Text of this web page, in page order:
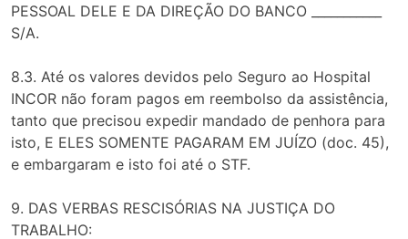
PESSOAL DELE E DA DIREÇÃO DO BANCO ___________
S/A.
8.3. Até os valores devidos pelo Seguro ao Hospital
INCOR não foram pagos em reembolso da assistência,
tanto que precisou expedir mandado de penhora para
isto, E ELES SOMENTE PAGARAM EM JUÍZO (doc. 45),
e embargaram e isto foi até o STF.
9. DAS VERBAS RESCISÓRIAS NA JUSTIÇA DO
TRABALHO: